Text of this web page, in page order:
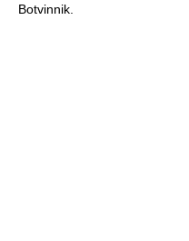
Botvinnik.